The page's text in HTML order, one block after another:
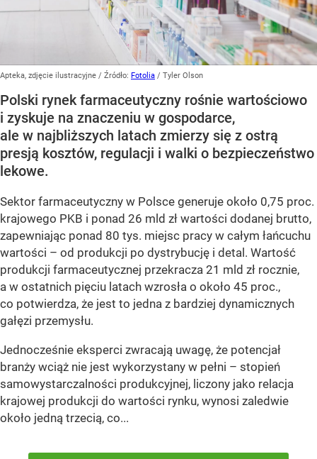
Apteka, zdjęcie ilustracyjne / Źródło: Fotolia / Tyler Olson
Polski rynek farmaceutyczny rośnie wartościowo
i zyskuje na znaczeniu w gospodarce,
ale w najbliższych latach zmierzy się z ostrą
presją kosztów, regulacji i walki o bezpieczeństwo
lekowe.
Sektor farmaceutyczny w Polsce generuje około 0,75 proc.
krajowego PKB i ponad 26 mld zł wartości dodanej brutto,
zapewniając ponad 80 tys. miejsc pracy w całym łańcuchu
wartości – od produkcji po dystrybucję i detal. Wartość
produkcji farmaceutycznej przekracza 21 mld zł rocznie,
a w ostatnich pięciu latach wzrosła o około 45 proc.,
co potwierdza, że jest to jedna z bardziej dynamicznych
gałęzi przemysłu.
Jednocześnie eksperci zwracają uwagę, że potencjał
branży wciąż nie jest wykorzystany w pełni – stopień
samowystarczalności produkcyjnej, liczony jako relacja
krajowej produkcji do wartości rynku, wynosi zaledwie
około jedną trzecią, co...